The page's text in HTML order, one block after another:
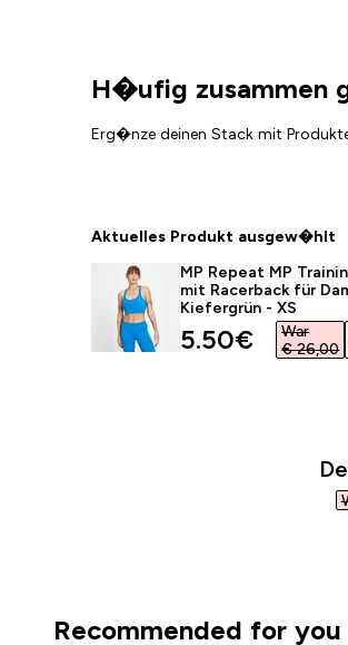
H�ufig zusammen
Erg�nze deinen Stack mit
Aktuelles Produkt ausgew�hlt
MP Repeat MP
mit Racerback für
Kiefergrün - XS
discounted
5.50€‎
War
€ 26,00‎
Recommended for you